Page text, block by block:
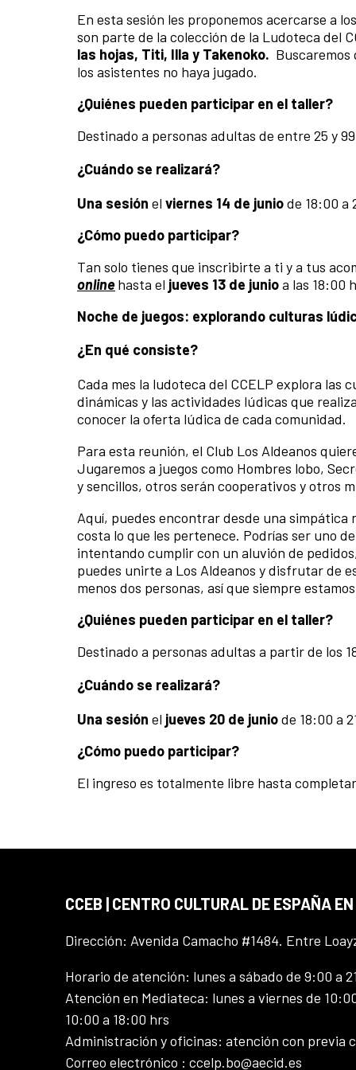
En esta sesión les proponemos acercarse a
son parte de la colección de la Ludoteca del
las hojas, Titi, Illa y Takenoko. Buscaremos
los asistentes no haya jugado.
¿Quiénes pueden participar en el taller?
Destinado a personas adultas de entre 25 y
¿Cuándo se realizará?
Una sesión el viernes 14 de juniode 18:00 a
¿Cómo puedo participar?
Tan solo tienes que inscribirte a ti y a tus
onlinehasta el jueves 13 de junioa las 18:00
Noche de juegos: explorando culturas
¿En qué consiste?
Cada mes la ludoteca del CCELP explora
dinámicas y las actividades lúdicas que
conocer la oferta lúdica de cada comunidad.
Para esta reunión, el Club Los Aldeanos
Jugaremos a juegos como Hombres lobo,
y sencillos, otros serán cooperativos y otros
Aquí, puedes encontrar desde una
costa lo que les pertenece. Podrías ser uno
intentando cumplir con un aluvión de
puedes unirte a Los Aldeanos y disfrutar de
menos dos personas, así que siempre
¿Quiénes pueden participar en el taller?
Destinado a personas adultas a partir de los
¿Cuándo se realizará?
Una sesión el jueves 20 de juniode 18:00 a
¿Cómo puedo participar?
El ingreso es totalmente libre hasta
CCEB | CENTRO CULTURAL DE ESPAÑA
Dirección: Avenida Camacho #1484. Entre
Horario de atención: lunes a sábado de 9:00 a
Atención en Mediateca: lunes a viernes de
10:00 a 18:00 hrs
Administración y oficinas: atención con previa
Correo electrónico : ccelp.bo@aecid.es